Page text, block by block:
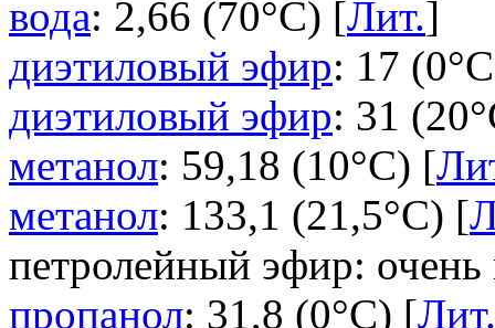
вода: 2,66 (70°C) [Лит.]
диэтиловый эфир: 17
диэтиловый эфир: 31
метанол: 59,18 (10°C) [
метанол: 133,1 (21,5°C) [
петролейный эфир:
пропанол: 31,8 (0°C) [Лит.